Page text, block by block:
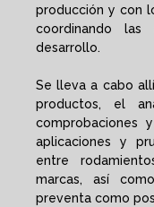
producción y con
coordinando las
desarrollo.
Se lleva a cabo
productos, el
aplicaciones y
entre
marcas, así
preventa como